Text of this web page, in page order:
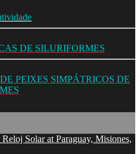
DE SILURIFORMES
PEIXES SIMPÁTRICOS DE